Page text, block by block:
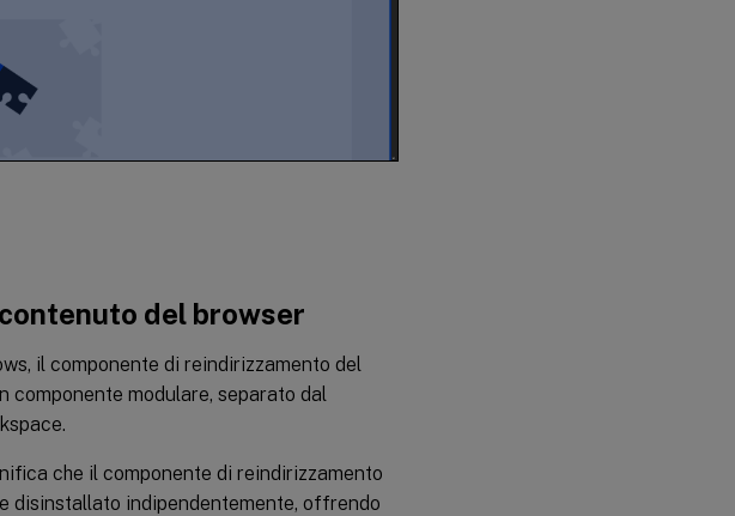
del browser
il componente di reindirizzamento del
componente modulare, separato dal
che il componente di reindirizzamento
disinstallato indipendentemente, offrendo